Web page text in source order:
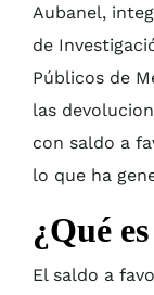
Aubanel,
de
Públicos de
las
con saldo a
lo que ha
¿Qué
El saldo a